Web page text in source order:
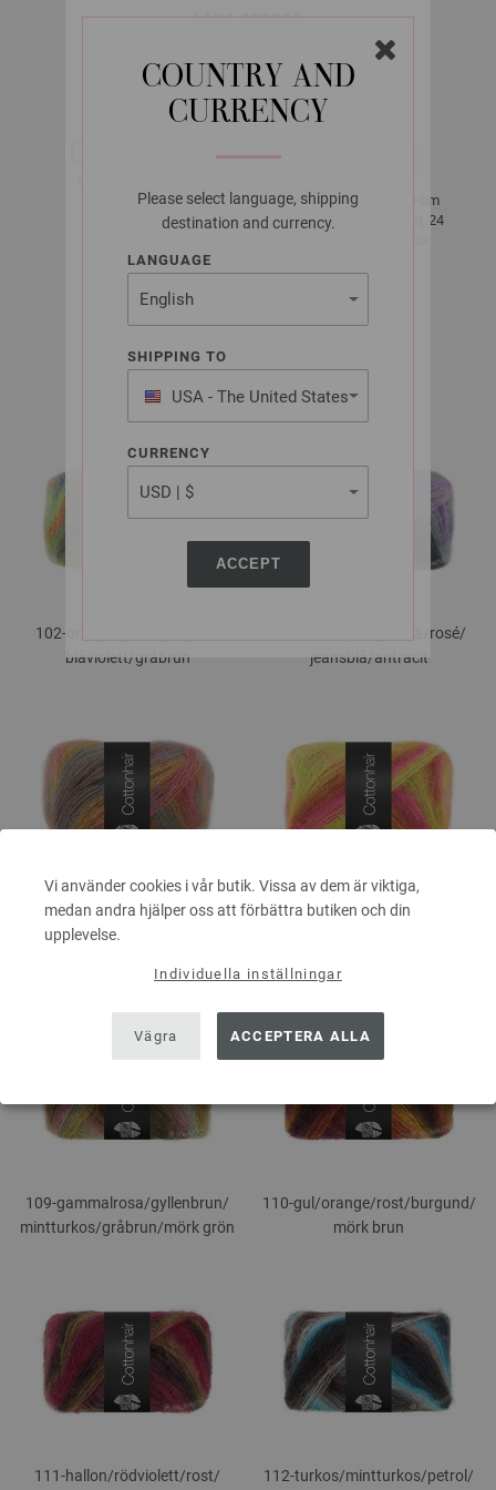
COUNTRY AND
CURRENCY
Please select language, shipping
destination and currency.
LANGUAGE
SHIPPING TO
USA - The United States
of America
CURRENCY
ACCEPT
Vi använder cookies i vår butik. Vissa av dem är viktiga,
medan andra hjälper oss att förbättra butiken och din
upplevelse.
Individuella inställningar
Vägra ACCEPTERA ALLA
LANA GROSSA
COTTONHAIR
per 50 g
3,5 - 4
10 x 10 cm
32 Rader, 24
Storlek 38 -
ca. 150 g
102-orange/
blåviolett/gråbrun
rosé/
jeansblå/antracit
106-umbra/bär/ockergul/
gammalrosa/
107-limett/neonpink/
109-gammalrosa/gyllenbrun/
mintturkos/gråbrun/mörk grön
110-gul/orange/rost/burgund/
mörk brun
111-hallon/rödviolett/rost/ 112-turkos/mintturkos/petrol/